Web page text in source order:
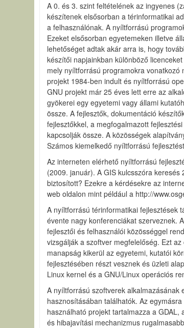
A 0. és 3. szint feltételének az ingyenes
készítenek elsősorban a térinformatikai
a felhasználónak. A nyíltforrású
Ezeket elsősorban egyetemeken illetve
lehetőséget adtak akár arra is, hogy
készítői napjainkban különböző
mely nyíltforrású programokra
projekt 1984-ben indult és nyíltforrású
GNU projekt már 25 éves lett erre az
gyökerei egy egyetemi vagy állami
össze. A fejlesztők, dokumentáció
fejlesztőkkel, a megfogalmazott
kapcsolják össze. A közösségek
Számos kiemelkedő nyíltforrású
Az interneten elérhető nyíltforrású
(2009. január). A GIS kulcsszóra
biztosított? Ezekre a kérdésekre az
web oldalon mint például a http://
A nyíltforrású térinformatikai fejlesztések
évente nagy konferenciákat szerveznek.
fejlesztői és felhasználói közösséggel
vizsgálják a szoftver megfelelőség. Ezt
manapság kikerül az egyetemi, kutatói
fejlesztésében részt vesznek és üzleti
Linux kernel és a GNU/Linux operációs
A nyíltforrású szoftverek
hasznosításában találhatók. Az
használható projekt tartalmazza a
és hibajavítási mechanizmus